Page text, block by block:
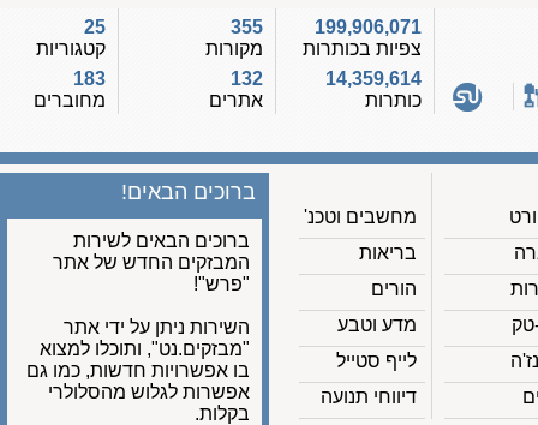
199,906,071
צפיות בכותרות
14,359,614
כותרות
355
מקורות
132
אתרים
קטגוריות
183
מחוברים
מחשבים וטכנ'
בריאות
הורים
מדע וטבע
לייף סטייל
דיווחי תנועה
ברוכים הבאים!
ברוכים הבאים לשירות
המבזקים החדש של אתר
"פרש"!
השירות ניתן על ידי אתר
"מבזקים.נט", ותוכלו למצוא
בו אפשרויות חדשות, כמו גם
אפשרות לגלוש מהסלולרי
בקלות.